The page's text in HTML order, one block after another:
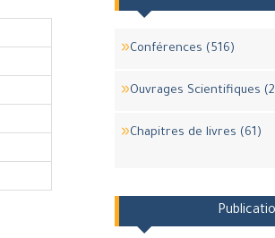
Conférences (516)
Ouvrages Scientifiques
Chapitres de livres (61)